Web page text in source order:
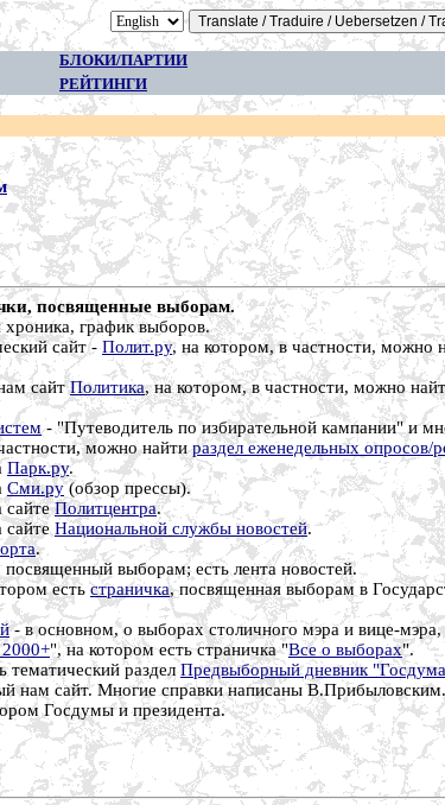
БЛОКИ/ПАРТИИ
РЕЙТИНГИ
посвященные выборам.
хроника, график выборов.
сайт -Полит.ру, на котором, в частности, можно
сайтПолитика, на котором, в частности, можно
- "Путеводитель по избирательной кампании" и
можно найтираздел еженедельных опросов/
Парк.ру.
Сми.ру(обзор прессы).
сайтеПолитцентра.
сайтеНациональной службы новостей.
.
выборам; есть лента новостей.
естьстраничка, посвященная выборам в
- в основном, о выборах столичного мэра и вице-
", на котором есть страничка "Все о выборах".
тематический разделПредвыборный дневник
нам сайт. Многие справки написаны В.Прибыловским.
Госдумы и президента.